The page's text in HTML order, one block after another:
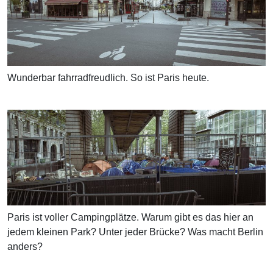
Wunderbar fahrradfreudlich. So ist Paris heute.
Paris ist voller Campingplätze. Warum gibt es das hier an
jedem kleinen Park? Unter jeder Brücke? Was macht Berlin
anders?